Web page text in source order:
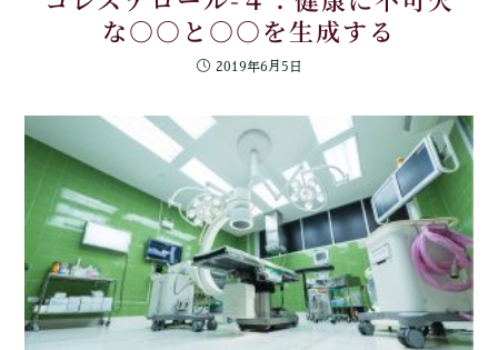
な○○と○○を生成する
2019年6月5日